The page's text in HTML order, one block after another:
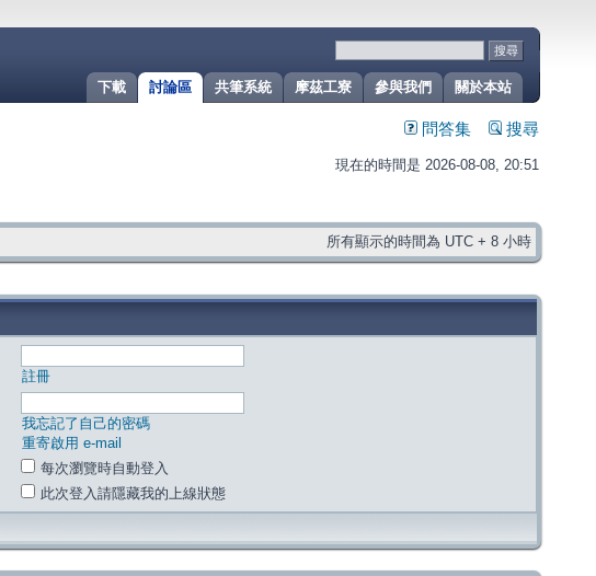
關於本站
參與我們
摩茲工寮
共筆系統
討論區
下載
問答集 搜尋
現在的時間是 2026-08-08, 20:51
所有顯示的時間為 UTC + 8 小時
註冊
我忘記了自己的密碼
重寄啟用 e-mail
每次瀏覽時自動登入
此次登入請隱藏我的上線狀態